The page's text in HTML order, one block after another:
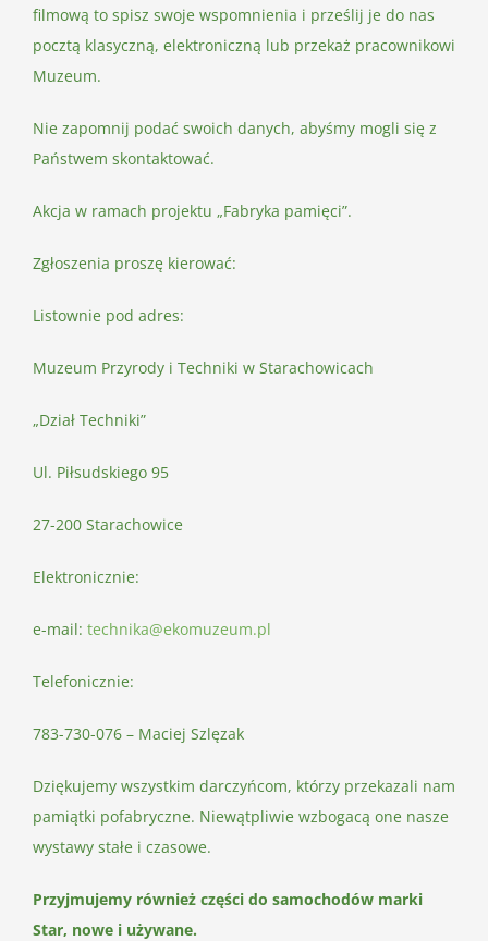
filmową to spisz swoje wspomnienia i prześlij je do nas
pocztą klasyczną, elektroniczną lub przekaż pracownikowi
Muzeum.
Nie zapomnij podać swoich danych, abyśmy mogli się z
Państwem skontaktować.
Akcja w ramach projektu „Fabryka pamięci”.
Zgłoszenia proszę kierować:
Listownie pod adres:
Muzeum Przyrody i Techniki w Starachowicach
„Dział Techniki”
Ul. Piłsudskiego 95
27-200 Starachowice
Elektronicznie:
e-mail: technika@ekomuzeum.pl
Telefonicznie:
783-730-076 – Maciej Szlęzak
Dziękujemy wszystkim darczyńcom, którzy przekazali nam
pamiątki pofabryczne. Niewątpliwie wzbogacą one nasze
wystawy stałe i czasowe.
Przyjmujemy również części do samochodów marki
Star, nowe i używane.